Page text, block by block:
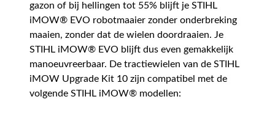
gazon of bij hellingen tot 55% blijft je STIHL
iMOW® EVO robotmaaier zonder onderbreking
maaien, zonder dat de wielen doordraaien. Je
STIHL iMOW® EVO blijft dus even gemakkelijk
manoeuvreerbaar. De tractiewielen van de STIHL
iMOW Upgrade Kit 10 zijn compatibel met de
volgende STIHL iMOW® modellen: